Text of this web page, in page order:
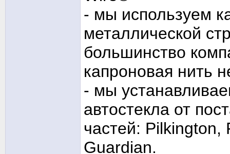
- мы используем
металлической
большинство
капроновая нить
- мы
автостекла от
частей: Pilkington,
Guardian.